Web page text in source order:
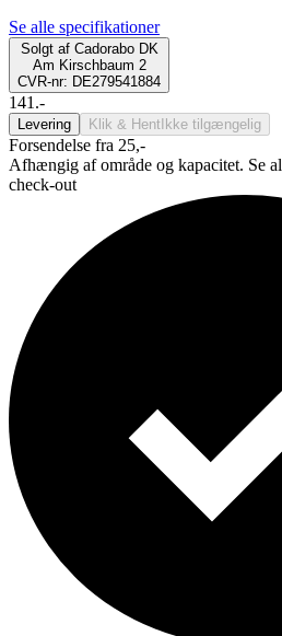
Se alle specifikationer
Solgt af Cadorabo DK
Am Kirschbaum 2
CVR-nr: DE279541884
141.-
Levering Klik & Hent Ikke tilgængelig
Forsendelse fra 25,-
Afhængig af område og kapacitet. Se
check-out